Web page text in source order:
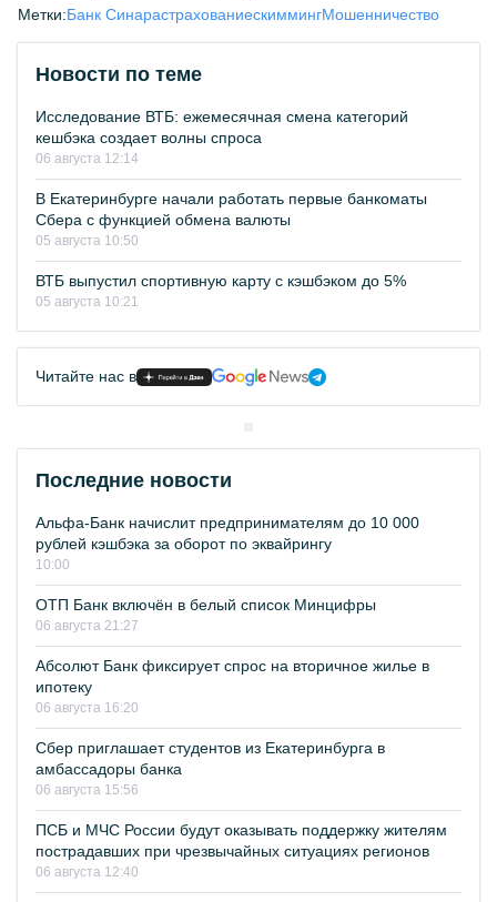
Метки:Банк СинарастрахованиескиммингМошенничество
Новости по теме
Исследование ВТБ: ежемесячная смена категорий
кешбэка создает волны спроса
06 августа 12:14
В Екатеринбурге начали работать первые банкоматы
Сбера с функцией обмена валюты
05 августа 10:50
ВТБ выпустил спортивную карту с кэшбэком до 5%
05 августа 10:21
Читайте нас в
Последние новости
Альфа-Банк начислит предпринимателям до 10 000
рублей кэшбэка за оборот по эквайрингу
10:00
ОТП Банк включён в белый список Минцифры
06 августа 21:27
Абсолют Банк фиксирует спрос на вторичное жилье в
ипотеку
06 августа 16:20
Сбер приглашает студентов из Екатеринбурга в
амбассадоры банка
06 августа 15:56
ПСБ и МЧС России будут оказывать поддержку жителям
пострадавших при чрезвычайных ситуациях регионов
06 августа 12:40